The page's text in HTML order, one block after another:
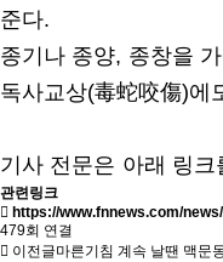
준다.
종기나 종양, 종창을
독사교상(毒蛇咬傷)에
기사 전문은 아래 링
관련링크
https://www.fnnews.com/
479회 연결
이전글마른기침 계속 날땐 맥문